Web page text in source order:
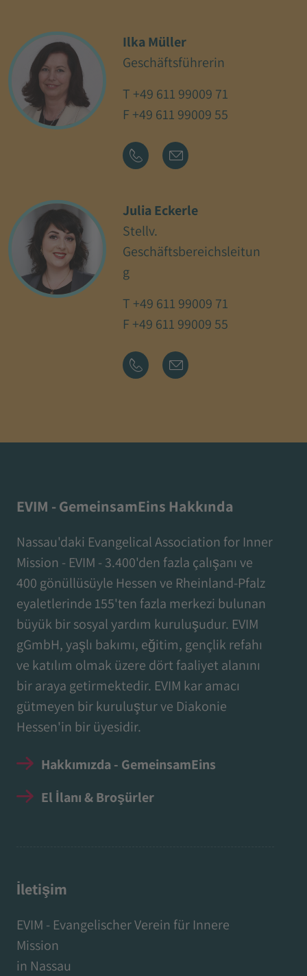
Ilka Müller
Geschäftsführerin
T +49 611 99009 71
F +49 611 99009 55
Julia Eckerle
Stellv.
Geschäftsbereichsleitun
g
T +49 611 99009 71
F +49 611 99009 55
EVIM - GemeinsamEins Hakkında
Nassau'daki Evangelical Association for Inner
Mission - EVIM - 3.400'den fazla çalışanı ve
400 gönüllüsüyle Hessen ve Rheinland-Pfalz
eyaletlerinde 155'ten fazla merkezi bulunan
büyük bir sosyal yardım kuruluşudur. EVIM
gGmbH, yaşlı bakımı, eğitim, gençlik refahı
ve katılım olmak üzere dört faaliyet alanını
bir araya getirmektedir. EVIM kar amacı
gütmeyen bir kuruluştur ve Diakonie
Hessen'in bir üyesidir.
Hakkımızda - GemeinsamEins
El İlanı & Broşürler
İletişim
EVIM - Evangelischer Verein für Innere
Mission
in Nassau